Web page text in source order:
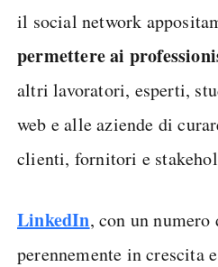
il social network
permettere ai
altri lavoratori, esperti,
web e alle aziende di
clienti, fornitori e
LinkedIn, con un
perennemente in crescita